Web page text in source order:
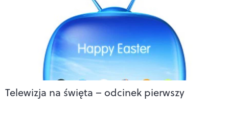
Telewizja na święta – odcinek pierwszy